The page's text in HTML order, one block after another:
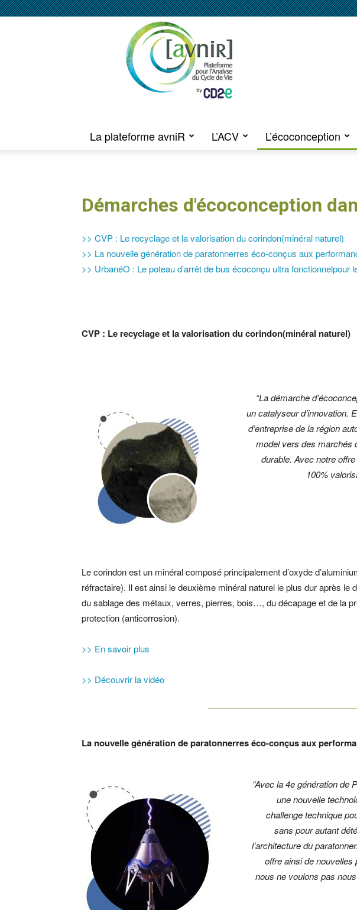
La plateforme avniR L’ACV L’écoconception
Démarches d'écoconception
>> CVP : Le recyclage et la valorisation du corindon(minéral naturel)
>> La nouvelle génération de paratonnerres éco-conçus aux
>> UrbanéO : Le poteau d’arrêt de bus écoconçu ultra fonctionnelpour
CVP : Le recyclage et la valorisation du corindon(minéral naturel)
“La démarche
un catalyseur d’innovation.
d’entreprise de la région
model vers des marchés
durable. Avec notre
100%
Le corindon est un minéral composé principalement d’oxyde
réfractaire). Il est ainsi le deuxième minéral naturel le plus dur après
du sablage des métaux, verres, pierres, bois…, du décapage et de la
protection (anticorrosion).
>> En savoir plus
>> Découvrir la vidéo
La nouvelle génération de paratonnerres éco-conçus aux
“Avec la 4e génération de
une nouvelle
challenge technique
sans pour autant
l’architecture du
offre ainsi de
nous ne voulons pas